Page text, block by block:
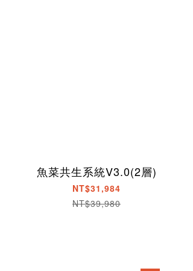
魚菜共生系統V3.0(2層)
NT$31,984
NT$39,980